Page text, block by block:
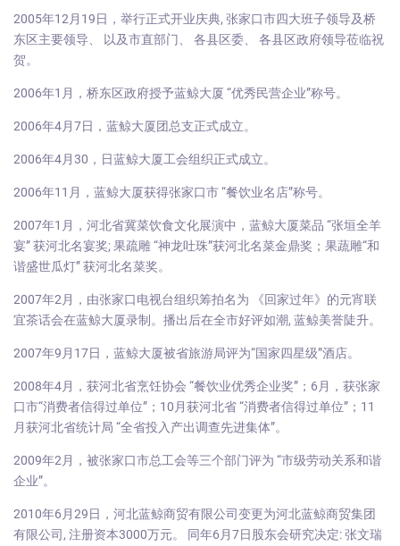
2005年12月19日，举行正式开业庆典, 张家口市四大班子领导及桥
东区主要领导、 以及市直部门、 各县区委、 各县区政府领导莅临祝
贺。
2006年1月，桥东区政府授予蓝鲸大厦 “优秀民营企业”称号。
2006年4月7日，蓝鲸大厦团总支正式成立。
2006年4月30，日蓝鲸大厦工会组织正式成立。
2006年11月，蓝鲸大厦获得张家口市 “餐饮业名店”称号。
2007年1月，河北省冀菜饮食文化展演中，蓝鲸大厦菜品 “张垣全羊
宴” 获河北名宴奖; 果疏雕 “神龙吐珠”获河北名菜金鼎奖；果蔬雕“和
谐盛世瓜灯” 获河北名菜奖。
2007年2月，由张家口电视台组织筹拍名为 《回家过年》的元宵联
宜茶话会在蓝鲸大厦录制。播出后在全市好评如潮, 蓝鲸美誉陡升。
2007年9月17日，蓝鲸大厦被省旅游局评为“国家四星级”酒店。
2008年4月，获河北省烹饪协会 “餐饮业优秀企业奖”；6月，获张家
口市“消费者信得过单位”；10月获河北省 “消费者信得过单位”；11
月获河北省统计局 “全省投入产出调查先进集体”。
2009年2月，被张家口市总工会等三个部门评为 “市级劳动关系和谐
企业”。
2010年6月29日，河北蓝鲸商贸有限公司变更为河北蓝鲸商贸集团
有限公司, 注册资本3000万元。 同年6月7日股东会研究决定: 张文瑞